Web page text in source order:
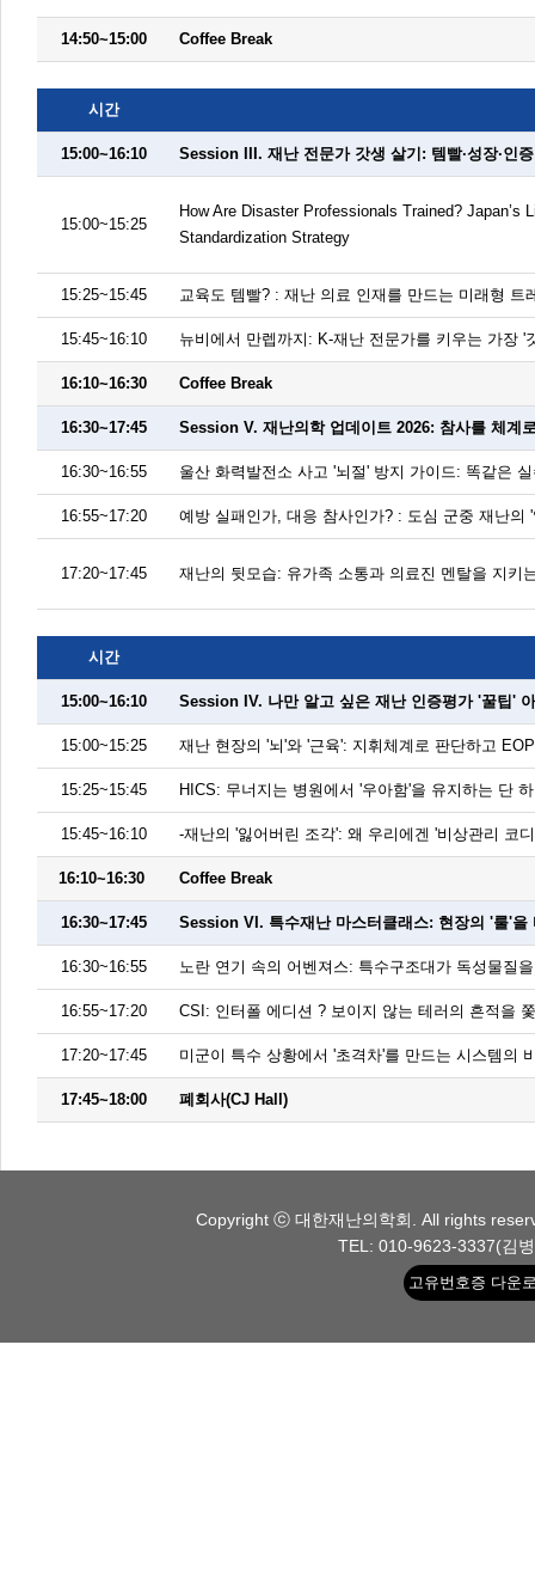
14:50~15:00 Coffee Break
시간
15:00~16:10 Session III. 재난 전문가 갓생 살기: 템빨·성장·인
15:00~15:25
How Are Disaster Professionals Trained? Japan’s
Standardization Strategy
15:25~15:45 교육도 템빨? : 재난 의료 인재를 만드는 미래형 트
15:45~16:10 뉴비에서 만렙까지: K-재난 전문가를 키우는 가장 '
16:10~16:30 Coffee Break
16:30~17:45 Session V. 재난의학 업데이트 2026: 참사를 체계
16:30~16:55 울산 화력발전소 사고 '뇌절' 방지 가이드: 똑같은
16:55~17:20 예방 실패인가, 대응 참사인가? : 도심 군중 재난의
17:20~17:45 재난의 뒷모습: 유가족 소통과 의료진 멘탈을 지키
시간
15:00~16:10 Session IV. 나만 알고 싶은 재난 인증평가 '꿀팁'
15:00~15:25 재난 현장의 '뇌'와 '근육': 지휘체계로 판단하고
15:25~15:45 HICS: 무너지는 병원에서 '우아함'을 유지하는 단
15:45~16:10 -재난의 '잃어버린 조각': 왜 우리에겐 '비상관리 코
16:10~16:30 Coffee Break
16:30~17:45 Session VI. 특수재난 마스터클래스: 현장의 '룰'을
16:30~16:55 노란 연기 속의 어벤져스: 특수구조대가 독성물질
16:55~17:20 CSI: 인터폴 에디션 ? 보이지 않는 테러의 흔적을
17:20~17:45 미군이 특수 상황에서 '초격차'를 만드는 시스템의
17:45~18:00 폐회사(CJ Hall)
Copyright ⓒ 대한재난의학회. All rights
TEL: 010-9623-3337(김
고유번호증 다운